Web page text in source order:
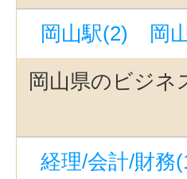
岡山駅(2)
岡
岡山県のビジネ
経理/会計/財務